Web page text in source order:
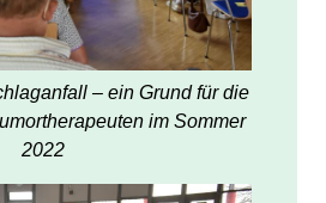
– ein Grund für die
im Sommer
2022